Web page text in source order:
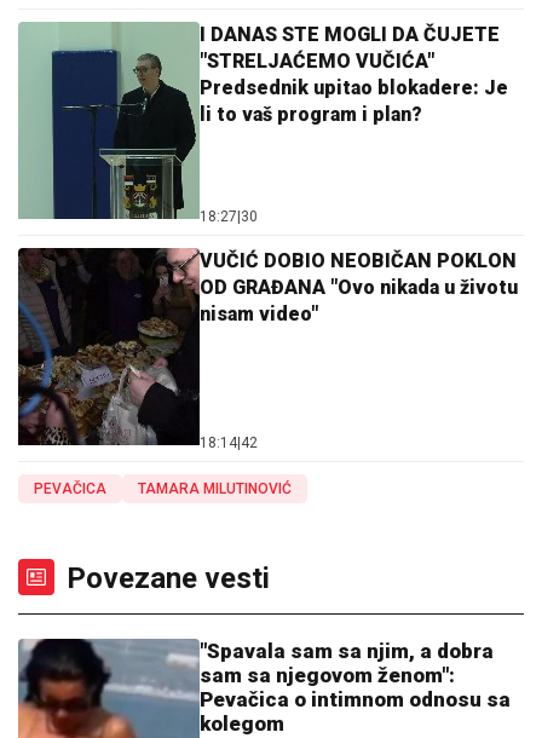
I DANAS STE MOGLI DA ČUJETE
"STRELJAĆEMO VUČIĆA"
Predsednik upitao blokadere: Je
li to vaš program i plan?
18:27|30
VUČIĆ DOBIO NEOBIČAN POKLON
OD GRAĐANA "Ovo nikada u životu
nisam video"
18:14|42
PEVAČICA TAMARA MILUTINOVIĆ
Povezane vesti
"Spavala sam sa njim, a dobra
sam sa njegovom ženom":
Pevačica o intimnom odnosu sa
kolegom